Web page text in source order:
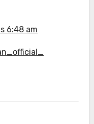
6:48 am